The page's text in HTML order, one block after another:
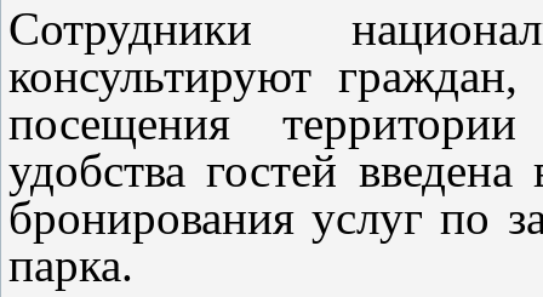
Сотрудники
консультируют
посещения
удобства гостей
бронирования услуг по
парка.